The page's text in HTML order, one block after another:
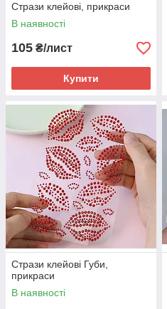
Стрази клейові, прикраси
В наявності
105 ₴/лист
Купити
Стрази клейові Губи,
прикраси
В наявності